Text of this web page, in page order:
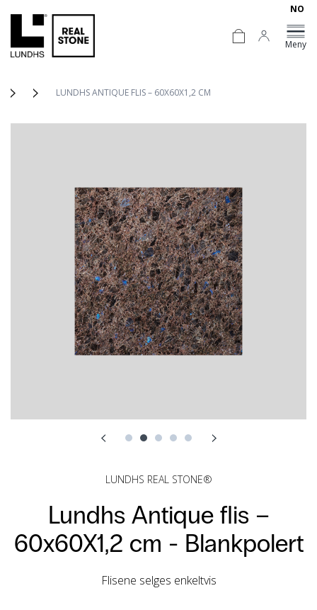
NO
Meny
LUNDHS ANTIQUE FLIS – 60X60X1,2 CM
LUNDHS REAL STONE®
Lundhs Antique flis –
60x60X1,2 cm - Blankpolert
Flisene selges enkeltvis